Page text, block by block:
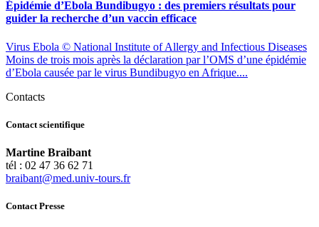
Épidémie d’Ebola Bundibugyo : des premiers résultats pour
guider la recherche d’un vaccin efficace
Virus Ebola © National Institute of Allergy and Infectious Diseases
Moins de trois mois après la déclaration par l’OMS d’une épidémie
d’Ebola causée par le virus Bundibugyo en Afrique....
Contacts
Contact scientifique
Martine Braibant
tél : 02 47 36 62 71
rf.sruot-vinu.dem@tnabiarb
Contact Presse